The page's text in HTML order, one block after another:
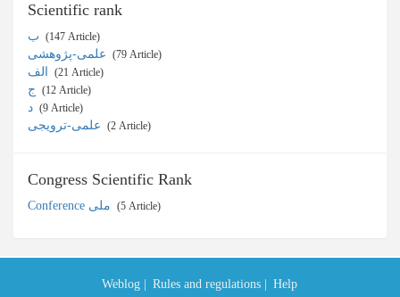
Scientific rank
‎ (147 Article)
‎ (79 Article)
‎ (21 Article)
‎ (12 Article)
‎ (9 Article)
‎ (2 Article)
Congress Scientific Rank
‎ (5 Article)
Weblog | Rules and regulations |
Help